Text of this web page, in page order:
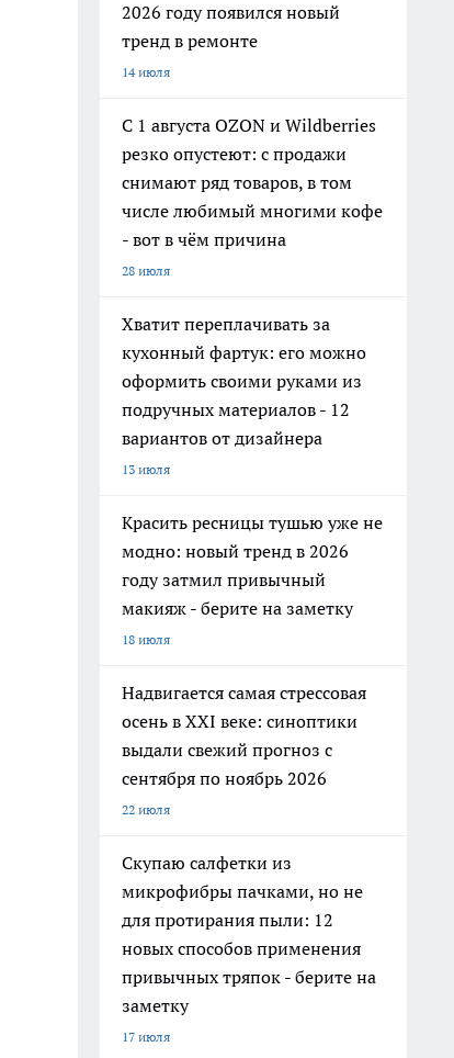
2026 году появился новый
тренд в ремонте
14 июля
С 1 августа OZON и Wildberries
резко опустеют: с продажи
снимают ряд товаров, в том
числе любимый многими кофе
- вот в чём причина
28 июля
Хватит переплачивать за
кухонный фартук: его можно
оформить своими руками из
подручных материалов - 12
вариантов от дизайнера
13 июля
Красить ресницы тушью уже не
модно: новый тренд в 2026
году затмил привычный
макияж - берите на заметку
18 июля
Надвигается самая стрессовая
осень в XXI веке: синоптики
выдали свежий прогноз с
сентября по ноябрь 2026
22 июля
Скупаю салфетки из
микрофибры пачками, но не
для протирания пыли: 12
новых способов применения
привычных тряпок - берите на
заметку
17 июля